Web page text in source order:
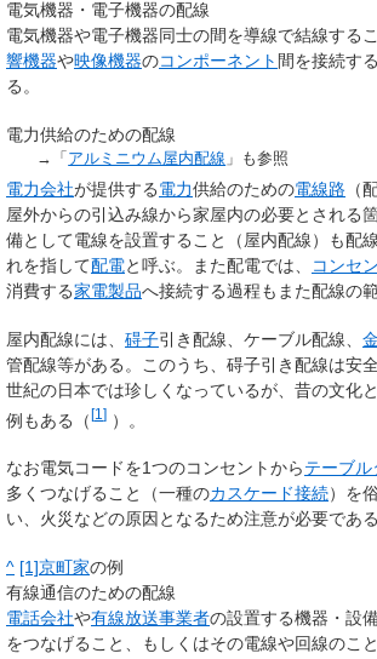
電気機器・電子機器の配線
電気機器や電子機器同士の間を導線で結線する
響機器や映像機器のコンポーネント 間を接続す
る。
電力供給のための配線
→「 アルミニウム屋内配線 」も参照
電力会社が提供する電力供給のための電線路 （
屋外からの引込み線から家屋内の必要とされる
備として電線を設置すること（屋内配線）も配
れを指して配電と呼ぶ。また配電では、 コンセ
消費する家電製品へ接続する過程もまた配線の
屋内配線には、 碍子引き配線、ケーブル配線、
管配線等がある。このうち、碍子引き配線は安
世紀の日本では珍しくなっているが、昔の文化
例もある（[1 ] ）。
なお電気コードを1つのコンセントからテーブル
多くつなげること（一種のカスケード接続）を
い、火災などの原因となるため注意が必要である
^ [1]京町家の例
有線通信のための配線
電話会社や有線放送事業者の設置する機器・設
をつなげること、もしくはその電線や回線のこ